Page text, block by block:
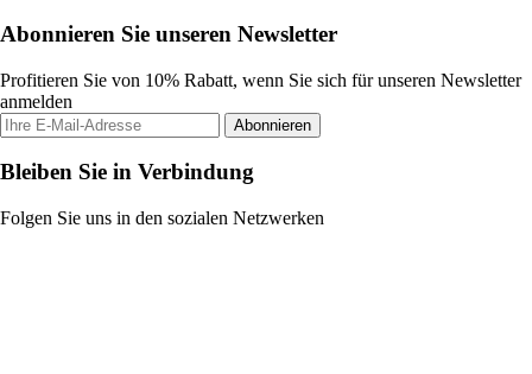
Abonnieren Sie unseren Newsletter
Profitieren Sie von 10% Rabatt, wenn Sie sich für unseren Newsletter
anmelden
Abonnieren
Bleiben Sie in Verbindung
Folgen Sie uns in den sozialen Netzwerken